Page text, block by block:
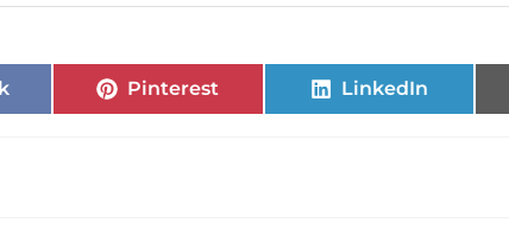
Pinterest LinkedIn